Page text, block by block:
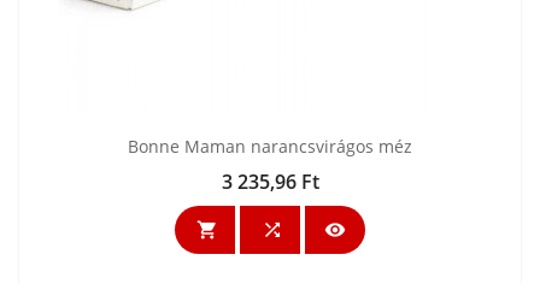
Bonne Maman narancsvirágos méz
Ár
3 235,96 Ft
  